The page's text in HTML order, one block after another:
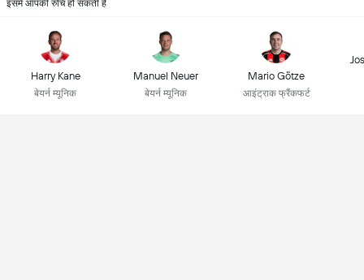
इसमें आपकी रुचि हो सकती है
Harry Kane
बेयर्न म्यूनिक
Manuel Neuer
बेयर्न म्यूनिक
Mario Götze
आइंट्राक फ्रैंकफर्ट